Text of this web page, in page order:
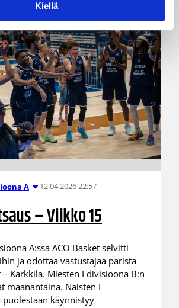
Kiellä
A 12.04.2026 22:57
– Viikko 15
A:ssa ACO Basket selvitti
ja odottaa vastustajaa parista
– Karkkila. Miesten I divisioona B:n
maanantaina. Naisten I
puolestaan käynnistyy